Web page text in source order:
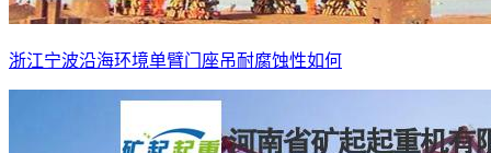
浙江宁波沿海环境单臂门座吊耐腐蚀性如何